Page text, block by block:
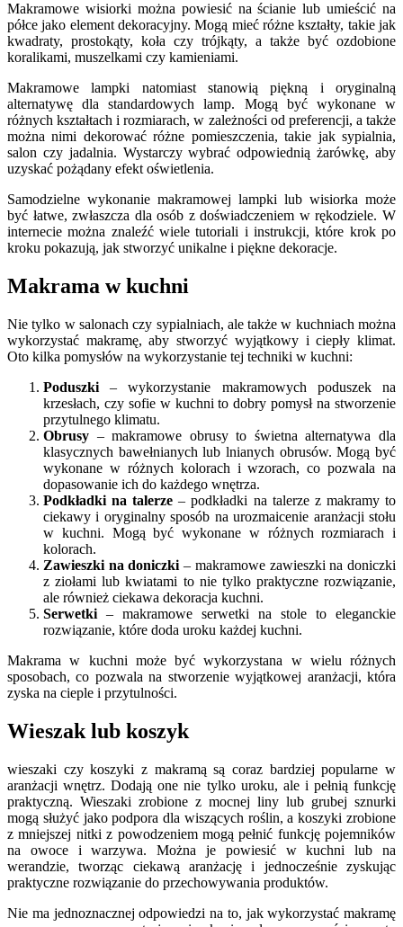
Makramowe wisiorki można powiesić na ścianie lub umieścić na
półce jako element dekoracyjny. Mogą mieć różne kształty, takie jak
kwadraty, prostokąty, koła czy trójkąty, a także być ozdobione
koralikami, muszelkami czy kamieniami.
Makramowe lampki natomiast stanowią piękną i oryginalną
alternatywę dla standardowych lamp. Mogą być wykonane w
różnych kształtach i rozmiarach, w zależności od preferencji, a także
można nimi dekorować różne pomieszczenia, takie jak sypialnia,
salon czy jadalnia. Wystarczy wybrać odpowiednią żarówkę, aby
uzyskać pożądany efekt oświetlenia.
Samodzielne wykonanie makramowej lampki lub wisiorka może
być łatwe, zwłaszcza dla osób z doświadczeniem w rękodziele. W
internecie można znaleźć wiele tutoriali i instrukcji, które krok po
kroku pokazują, jak stworzyć unikalne i piękne dekoracje.
Makrama w kuchni
Nie tylko w salonach czy sypialniach, ale także w kuchniach można
wykorzystać makramę, aby stworzyć wyjątkowy i ciepły klimat.
Oto kilka pomysłów na wykorzystanie tej techniki w kuchni:
Poduszki – wykorzystanie makramowych poduszek na
krzesłach, czy sofie w kuchni to dobry pomysł na stworzenie
przytulnego klimatu.
Obrusy – makramowe obrusy to świetna alternatywa dla
klasycznych bawełnianych lub lnianych obrusów. Mogą być
wykonane w różnych kolorach i wzorach, co pozwala na
dopasowanie ich do każdego wnętrza.
Podkładki na talerze – podkładki na talerze z makramy to
ciekawy i oryginalny sposób na urozmaicenie aranżacji stołu
w kuchni. Mogą być wykonane w różnych rozmiarach i
kolorach.
Zawieszki na doniczki – makramowe zawieszki na doniczki
z ziołami lub kwiatami to nie tylko praktyczne rozwiązanie,
ale również ciekawa dekoracja kuchni.
Serwetki – makramowe serwetki na stole to eleganckie
rozwiązanie, które doda uroku każdej kuchni.
Makrama w kuchni może być wykorzystana w wielu różnych
sposobach, co pozwala na stworzenie wyjątkowej aranżacji, która
zyska na cieple i przytulności.
Wieszak lub koszyk
wieszaki czy koszyki z makramą są coraz bardziej popularne w
aranżacji wnętrz. Dodają one nie tylko uroku, ale i pełnią funkcję
praktyczną. Wieszaki zrobione z mocnej liny lub grubej sznurki
mogą służyć jako podpora dla wiszących roślin, a koszyki zrobione
z mniejszej nitki z powodzeniem mogą pełnić funkcję pojemników
na owoce i warzywa. Można je powiesić w kuchni lub na
werandzie, tworząc ciekawą aranżację i jednocześnie zyskując
praktyczne rozwiązanie do przechowywania produktów.
Nie ma jednoznacznej odpowiedzi na to, jak wykorzystać makramę